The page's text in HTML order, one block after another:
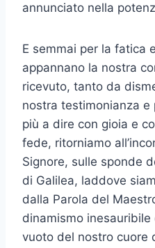
annunciato nella
E semmai per la fatica
appannano la nostra
ricevuto, tanto da
nostra testimonianza
più a dire con gioia e
fede, ritorniamo
Signore, sulle sponde
di Galilea, laddove
dalla Parola del
dinamismo
vuoto del nostro cuore